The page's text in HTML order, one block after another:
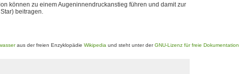
können zu einem Augeninnendruckanstieg führen und damit zur
beitragen.
aus der freien Enzyklopädie Wikipedia und steht unter derGNU-Lizenz für freie Dokumentation